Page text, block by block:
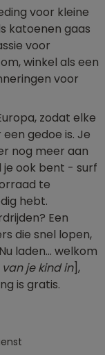
voor kleine
katoenen gaas
voor
winkel als een
voor
zodat elke
gedoe is. Je
nog meer aan
ook bent - surf
te
hebt.
Een
die snel lopen,
laden... welkom
je kind in],
is gratis.